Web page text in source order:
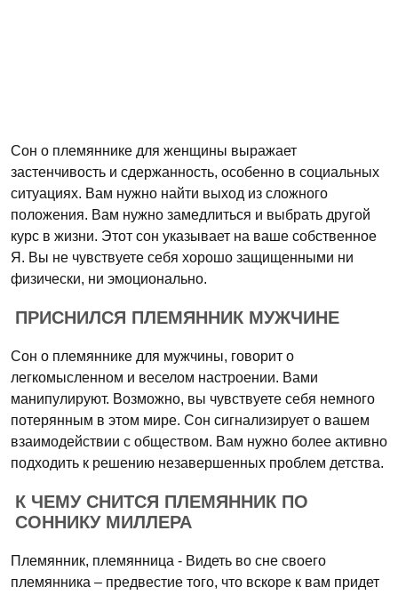
Сон о племяннике для женщины выражает
застенчивость и сдержанность, особенно в социальных
ситуациях. Вам нужно найти выход из сложного
положения. Вам нужно замедлиться и выбрать другой
курс в жизни. Этот сон указывает на ваше собственное
Я. Вы не чувствуете себя хорошо защищенными ни
физически, ни эмоционально.
ПРИСНИЛСЯ ПЛЕМЯННИК МУЖЧИНЕ
Сон о племяннике для мужчины, говорит о
легкомысленном и веселом настроении. Вами
манипулируют. Возможно, вы чувствуете себя немного
потерянным в этом мире. Сон сигнализирует о вашем
взаимодействии с обществом. Вам нужно более активно
подходить к решению незавершенных проблем детства.
К ЧЕМУ СНИТСЯ ПЛЕМЯННИК ПО
СОННИКУ МИЛЛЕРА
Племянник, племянница - Видеть во сне своего
племянника – предвестие того, что вскоре к вам придет